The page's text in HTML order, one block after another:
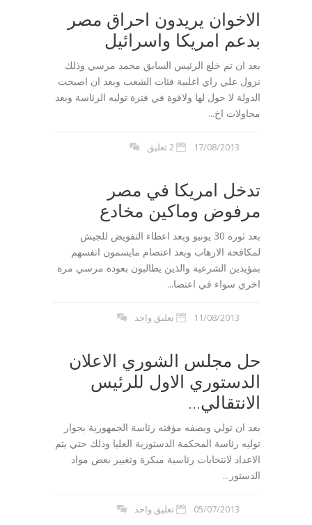
الاخوان يريدون احراق مصر
بدعم امريكا واسرائيل
بعد ان تم خلع الرئيس السابق محمد مرسي وذلك
نزول علي راي اغلبية فئات الشعب وبعد ان اصبحت
الدولة لا حول لها ولاقوة في فترة توليه الرئاسة وبعد
محاولات اخ...
17/08/2013 2 تعليق
تدخل امريكا في مصر
مرفوض وماكين مخادع
بعد ثورة 30 يونيو وبعد اعطاء التفويض للجيش
لمكافحة الارهاب وبعد اعتصام مايسمون انفسهم
بمؤيدين الشرعية والذين يطالبون بعودة مرسي مرة
اخري سواء في اعتصا...
11/08/2013 تعليق واحد
حل مجلس الشوري الاعلان
الدستوري الاول للرئيس
الانتقالي...
بعد ان تولي وبصفه مؤقته رئاسة الجمهورية بجوار
توليه رئاسة المحكمة الدستورية العليا وذلك حتي يتم
الاعداد لانتخابات رئاسية مبكرة وتغيير بعض مواد
الدستور...
05/07/2013 تعليق واحد